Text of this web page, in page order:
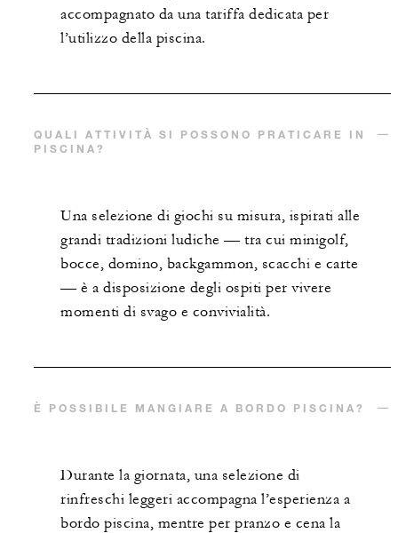
accompagnato da una tariffa dedicata per
l’utilizzo della piscina.
QUALI ATTIVITÀ SI POSSONO PRATICARE IN
PISCINA?
Una selezione di giochi su misura, ispirati alle
grandi tradizioni ludiche — tra cui minigolf,
bocce, domino, backgammon, scacchi e carte
— è a disposizione degli ospiti per vivere
momenti di svago e convivialità.
È POSSIBILE MANGIARE A BORDO PISCINA?
Durante la giornata, una selezione di
rinfreschi leggeri accompagna l’esperienza a
bordo piscina, mentre per pranzo e cena la